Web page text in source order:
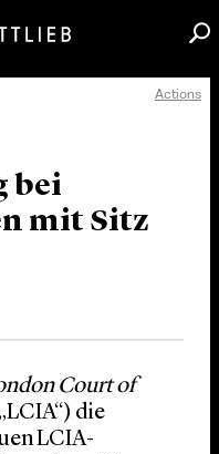
Actions
bei
mit Sitz
Court of
die
LCIA-